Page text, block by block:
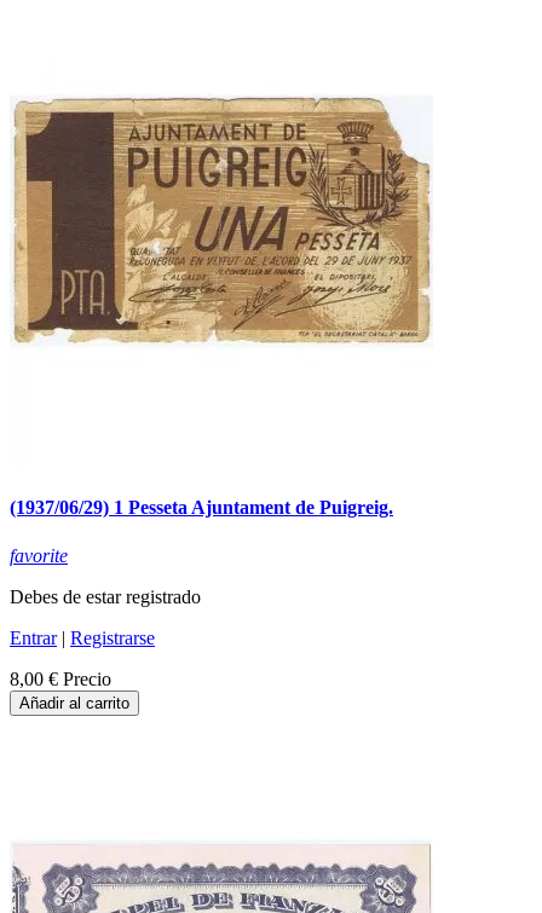
(1937/06/29) 1 Pesseta Ajuntament de Puigreig.
favorite
Debes de estar registrado
Entrar| Registrarse
8,00 € Precio
Añadir al carrito